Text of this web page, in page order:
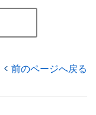
前のページへ戻る